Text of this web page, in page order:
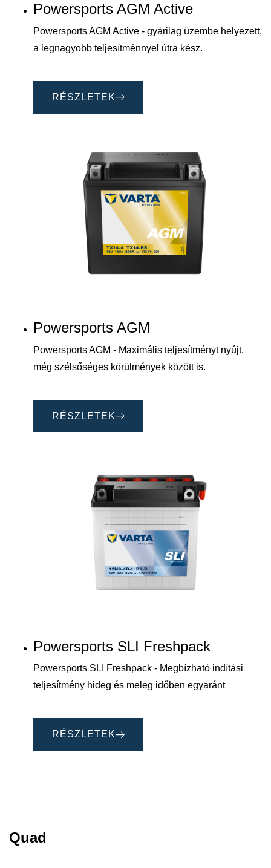
Powersports AGM Active
Powersports AGM Active - gyárilag üzembe helyezett,
a legnagyobb teljesítménnyel útra kész.
RÉSZLETEK
Powersports AGM
Powersports AGM - Maximális teljesítményt nyújt,
még szélsőséges körülmények között is.
RÉSZLETEK
Powersports SLI Freshpack
Powersports SLI Freshpack - Megbízható indítási
teljesítmény hideg és meleg időben egyaránt
RÉSZLETEK
Quad